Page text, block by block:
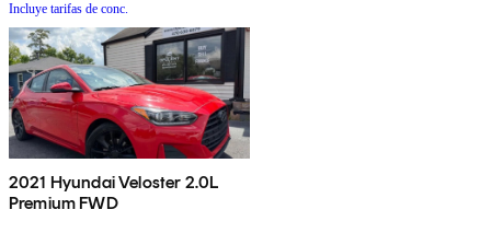
Incluye tarifas de conc.
2021 Hyundai Veloster 2.0L
Premium FWD